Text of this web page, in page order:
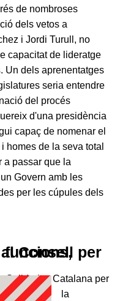
de nombroses
dels vetos a
i Jordi Turull, no
capacitat de lideratge
Un dels aprenentatges
seria entendre
del procés
d'una presidència
capaç de nomenar el
homes de la seva total
a passar que la
Govern amb les
per les cúpules dels
Solidaritat Catalana per
la